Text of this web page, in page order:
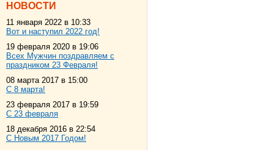
НОВОСТИ
11 января 2022 в 10:33
Вот и наступил 2022 год!
19 февраля 2020 в 19:06
Всех Мужчин поздравляем с
праздником 23 Февраля!
08 марта 2017 в 15:00
С 8 марта!
23 февраля 2017 в 19:59
С 23 февраля
18 декабря 2016 в 22:54
С Новым 2017 Годом!